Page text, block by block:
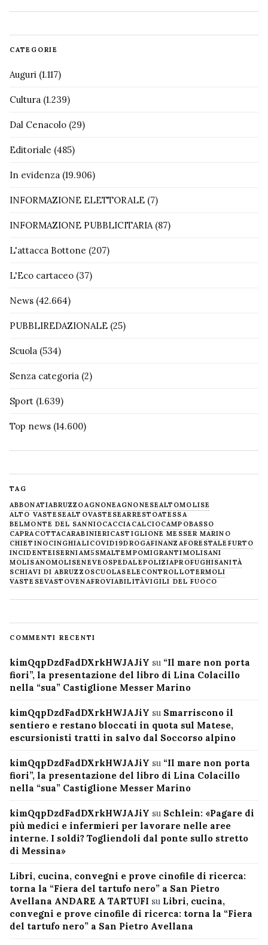
CATEGORIE
Auguri (1.117)
Cultura (1.239)
Dal Cenacolo (29)
Editoriale (485)
In evidenza (19.906)
INFORMAZIONE ELETTORALE (7)
INFORMAZIONE PUBBLICITARIA(87)
L'attacca Bottone (207)
L'Eco cartaceo (37)
News (42.664)
PUBBLIREDAZIONALE (25)
Scuola (534)
Senza categoria (2)
Sport (1.639)
Top news (14.600)
TAG
ABBONATIABRUZZOAGNONEAGNONESEALTOMOLISE
ALTO VASTESEALTOVASTESEARRESTOATESSA
BELMONTE DEL SANNIOCACCIACALCIOCAMPOBASSO
CAPRACOTTACARABINIERICASTIGLIONE MESSER MARINO
CHIETINOCINGHIALICOVID19DROGAFINANZAFORESTALE FURTO
INCIDENTEISERNIAM5SMALTEMPOMIGRANTIMOLISANI
MOLISANOMOLISENEVE OSPEDALEPOLIZIAPROFUGHISANITÀ
SCHIAVI DI ABRUZZOSCUOLASELECONTROLLOTERMOLI
VASTESEVASTOVENAFROVIABILITÀVIGILI DEL FUOCO
COMMENTI RECENTI
kimQqpDzdFadDXrkHWJAJiY su “Il mare non porta
fiori”, la presentazione del libro di Lina Colacillo
nella “sua” Castiglione Messer Marino
kimQqpDzdFadDXrkHWJAJiY su Smarriscono il
sentiero e restano bloccati in quota sul Matese,
escursionisti tratti in salvo dal Soccorso alpino
kimQqpDzdFadDXrkHWJAJiY su “Il mare non porta
fiori”, la presentazione del libro di Lina Colacillo
nella “sua” Castiglione Messer Marino
kimQqpDzdFadDXrkHWJAJiY su Schlein: «Pagare di
più medici e infermieri per lavorare nelle aree
interne. I soldi? Togliendoli dal ponte sullo stretto
di Messina»
Libri, cucina, convegni e prove cinofile di ricerca:
torna la “Fiera del tartufo nero” a San Pietro
Avellana ANDARE A TARTUFI su Libri, cucina,
convegni e prove cinofile di ricerca: torna la “Fiera
del tartufo nero” a San Pietro Avellana